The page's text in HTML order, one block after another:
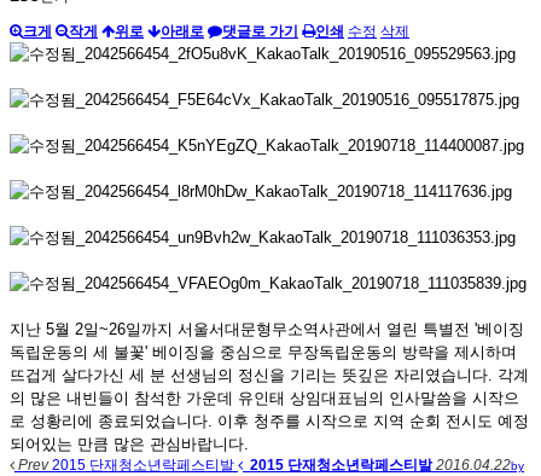
크게 작게 위로 아래로 댓글로 가기 인쇄 수정 삭제
지난 5월 2일~26일까지 서울서대문형무소역사관에서 열린 특별전 '베이징
독립운동의 세 불꽃' 베이징을 중심으로 무장독립운동의 방략을 제시하며
뜨겁게 살다가신 세 분 선생님의 정신을 기리는 뜻깊은 자리였습니다. 각계
의 많은 내빈들이 참석한 가운데 유인태 상임대표님의 인사말씀을 시작으
로 성황리에 종료되었습니다. 이후 청주를 시작으로 지역 순회 전시도 예정
되어있는 만큼 많은 관심바랍니다.
Prev2015 단재청소년락페스티발 2015 단재청소년락페스티발 2016.04.22by